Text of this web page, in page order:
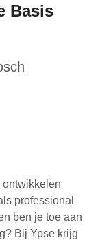
Basis
professional
ben je toe aan
Bij Ypse krijg